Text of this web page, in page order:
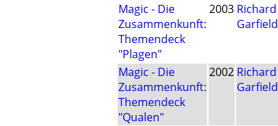
Magic - Die
Zusammenkunft:
Themendeck
"Plagen"
2003 Richard
Garfield
Magic - Die
Zusammenkunft:
Themendeck
"Qualen"
2002 Richard
Garfield